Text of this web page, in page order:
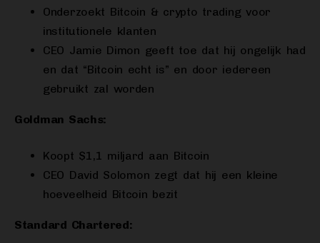
Onderzoekt Bitcoin & crypto trading voor
institutionele klanten
CEO Jamie Dimon geeft toe dat hij ongelijk had
en dat “Bitcoin echt is” en door iedereen
gebruikt zal worden
Goldman Sachs:
Koopt $1,1 miljard aan Bitcoin
CEO David Solomon zegt dat hij een kleine
hoeveelheid Bitcoin bezit
Standard Chartered: